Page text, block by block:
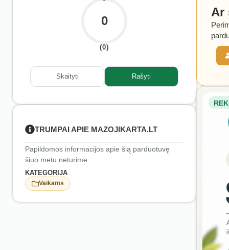
0
(0)
Skaityti Rašyti
TRUMPAI APIE MAZOJIKARTA.LT
Papildomos informacijos apie šią parduotuvę
šiuo metu neturime.
KATEGORIJA
Vaikams
Ar